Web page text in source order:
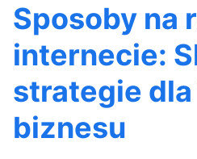
Sposoby na
internecie:
strategie
biznesu